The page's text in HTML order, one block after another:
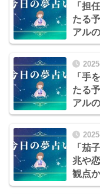
「担
たる
アル
「手
たる
アル
「茄
兆や
観点